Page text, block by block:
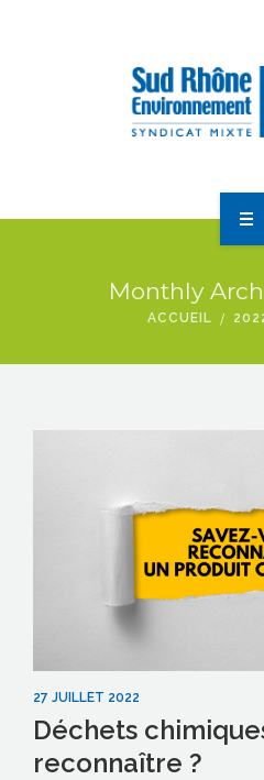
GESTION DES DÉCHETS
ACTUALITÉS
LE SYNDICATMonthly
ACCUEIL
27 JUILLET 2022
Déchets
reconnaître ?